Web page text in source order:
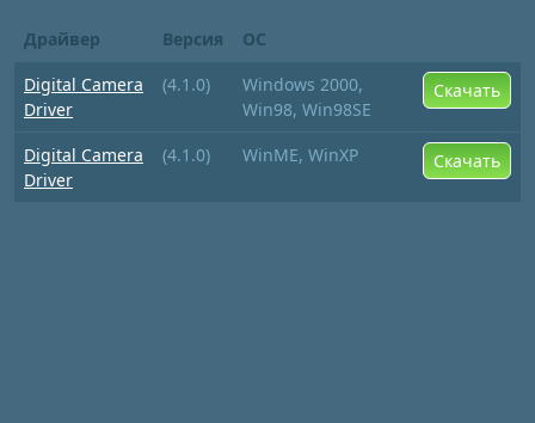
Драйвер Версия
ОС
Digital Camera
Driver
(4.1.0)
Windows 2000,
Win98, Win98SE
Скачать
Digital Camera
Driver
(4.1.0) WinME, WinXP Скачать